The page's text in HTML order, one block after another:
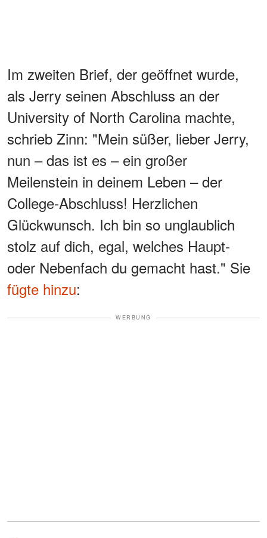
Im zweiten Brief, der geöffnet wurde,
als Jerry seinen Abschluss an der
University of North Carolina machte,
schrieb Zinn: "Mein süßer, lieber Jerry,
nun – das ist es – ein großer
Meilenstein in deinem Leben – der
College-Abschluss! Herzlichen
Glückwunsch. Ich bin so unglaublich
stolz auf dich, egal, welches Haupt-
oder Nebenfach du gemacht hast." Sie
fügte hinzu:
WERBUNG